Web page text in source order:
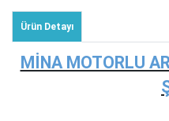
Ürün Detayı
MİNA MOTORLU